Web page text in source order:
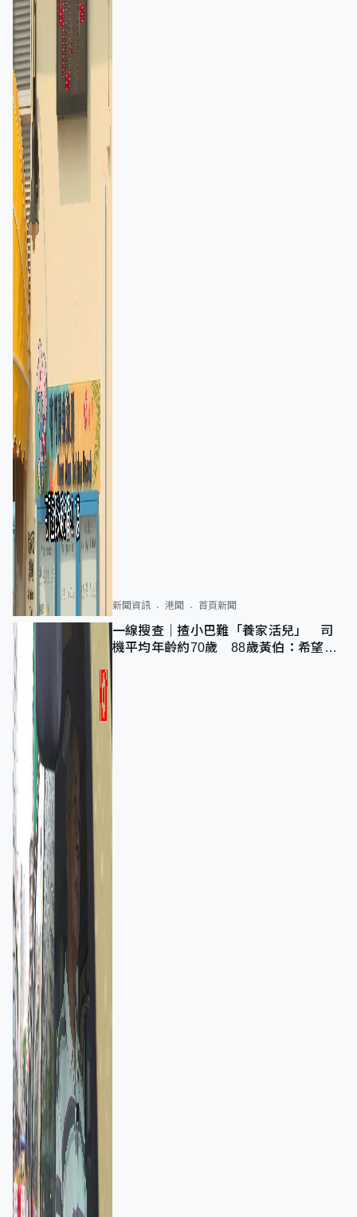
新聞資訊 港聞 首頁新聞
一線搜查｜揸小巴難「養家活兒」 司
機平均年齡約70歲 88歲黃伯：希望一